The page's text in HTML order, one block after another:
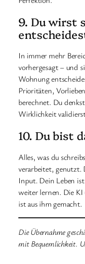
9. Du wirst
In immer mehr
vorhergesagt – und
Wohnung
Prioritäten,
berechnet. Du
Wirklichkeit
10. Du bist
Alles, was du
verarbeitet,
Input. Dein Leben
weiter lernen. Die
ist aus ihm gemacht.
Die Übernahme
mit Bequemlichkeit.